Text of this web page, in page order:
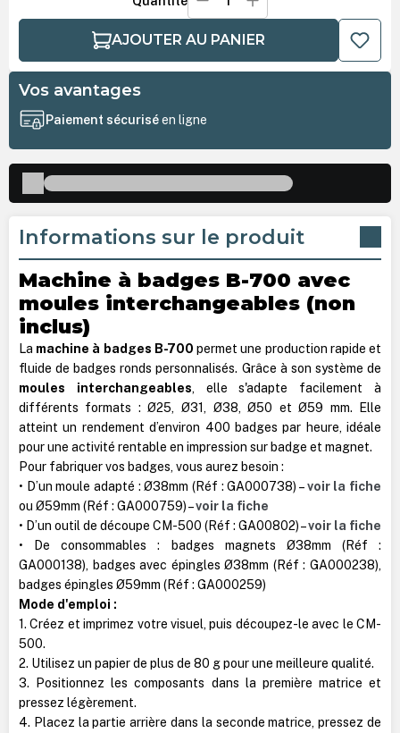
AJOUTER AU PANIER
Vos avantages
Paiement sécuriséen ligne
Informations sur le produit
Machine à badges B-700 avec
moules interchangeables (non
inclus)
La machine à badges B-700 permet une production rapide et
fluide de badges ronds personnalisés. Grâce à son système de
moules interchangeables, elle s'adapte facilement à
différents formats : Ø25, Ø31, Ø38, Ø50 et Ø59 mm. Elle
atteint un rendement d’environ 400 badges par heure, idéale
pour une activité rentable en impression sur badge et magnet.
Pour fabriquer vos badges, vous aurez besoin :
• D’un moule adapté : Ø38mm (Réf : GA000738) –voir la fiche
ou Ø59mm (Réf : GA000759) –voir la fiche
• D’un outil de découpe CM-500 (Réf : GA00802) –voir la fiche
• De consommables : badges magnets Ø38mm (Réf :
GA000138), badges avec épingles Ø38mm (Réf : GA000238),
badges épingles Ø59mm (Réf : GA000259)
Mode d'emploi :
1. Créez et imprimez votre visuel, puis découpez-le avec le CM-
500.
2. Utilisez un papier de plus de 80 g pour une meilleure qualité.
3. Positionnez les composants dans la première matrice et
pressez légèrement.
4. Placez la partie arrière dans la seconde matrice, pressez de